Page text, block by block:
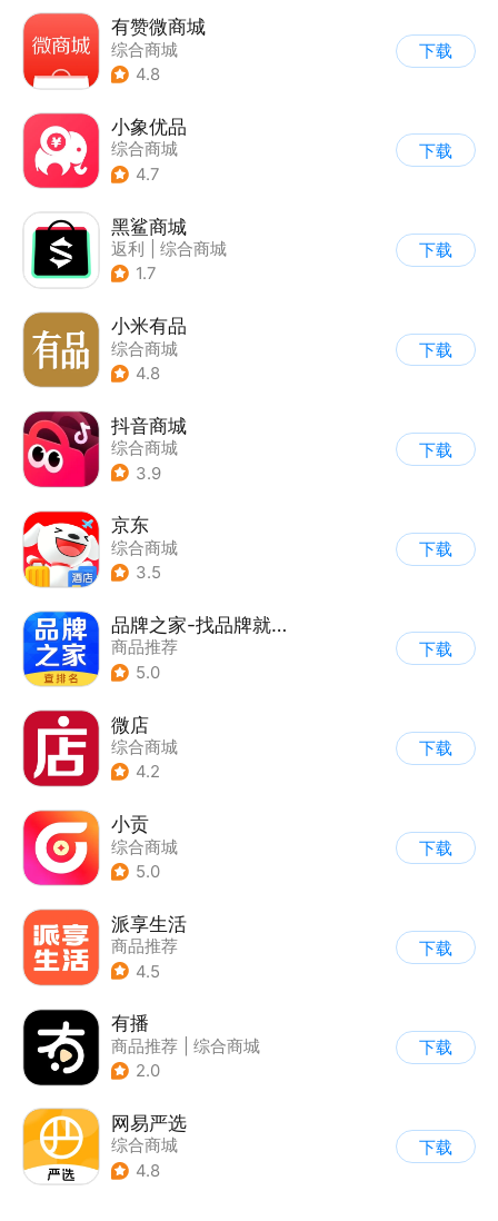
有赞微商城
综合商城
4.8
下载
小象优品
综合商城
4.7
下载
黑鲨商城
返利
综合商城
1.7
下载
小米有品
综合商城
4.8
下载
抖音商城
综合商城
3.9
下载
京东
综合商城
3.5
下载
品牌之家-找品牌就上品牌之家
商品推荐
5.0
下载
微店
综合商城
4.2
下载
小贡
综合商城
5.0
下载
派享生活
商品推荐
4.5
下载
有播
商品推荐
综合商城
2.0
下载
网易严选
综合商城
4.8
下载